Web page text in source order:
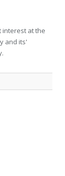
interest at the
and its'